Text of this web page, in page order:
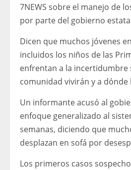
7NEWS sobre el manejo de
por parte del gobierno
Dicen que muchos jóvenes
incluidos los niños de las
enfrentan a la incertidumbre
comunidad vivirán y a
Un informante acusó al
enfoque generalizado al
semanas, diciendo que
desplazan en sofá por
Los primeros casos